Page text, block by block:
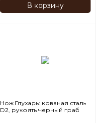
В корзину
Нож Глухарь: кованая сталь
D2, рукоять черный граб